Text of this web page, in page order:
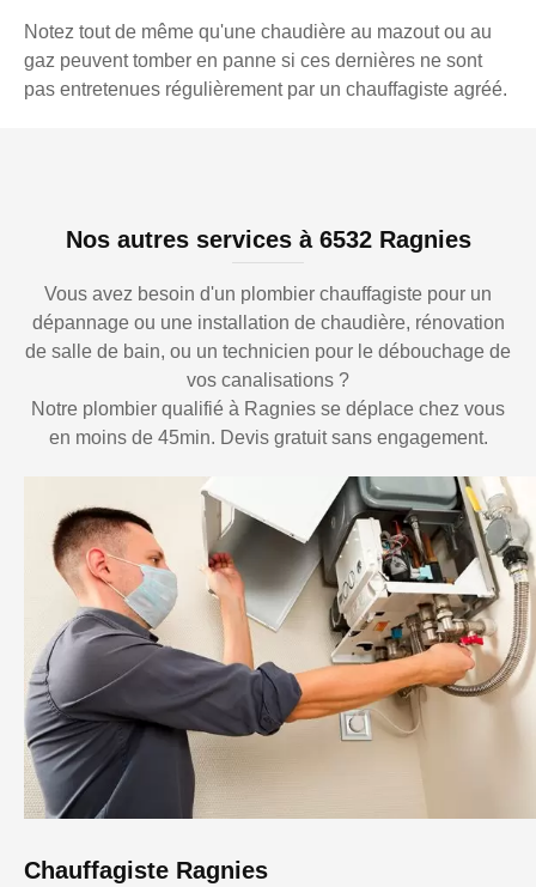
Notez tout de même qu'une chaudière au mazout ou au
gaz peuvent tomber en panne si ces dernières ne sont
pas entretenues régulièrement par un chauffagiste agréé.
Nos autres services à 6532 Ragnies
Vous avez besoin d'un plombier chauffagiste pour un
dépannage ou une installation de chaudière, rénovation
de salle de bain, ou un technicien pour le débouchage de
vos canalisations ?
Notre plombier qualifié à Ragnies se déplace chez vous
en moins de 45min. Devis gratuit sans engagement.
Chauffagiste Ragnies